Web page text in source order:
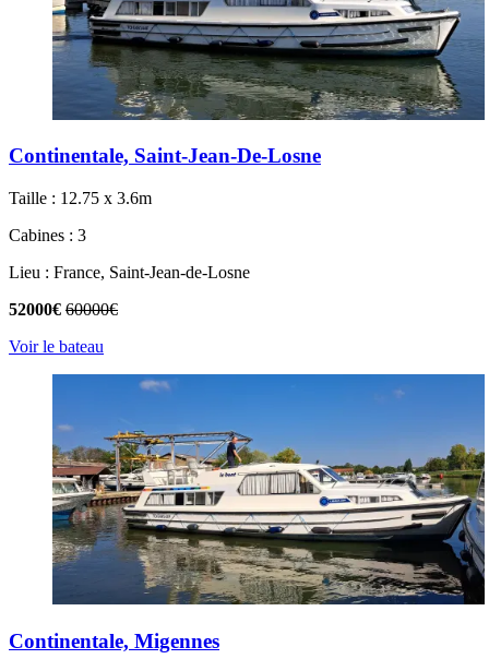
Continentale, Saint-Jean-De-Losne
Taille : 12.75 x 3.6m
Cabines : 3
Lieu : France, Saint-Jean-de-Losne
52000€ 60000€
Voir le bateau
Continentale, Migennes